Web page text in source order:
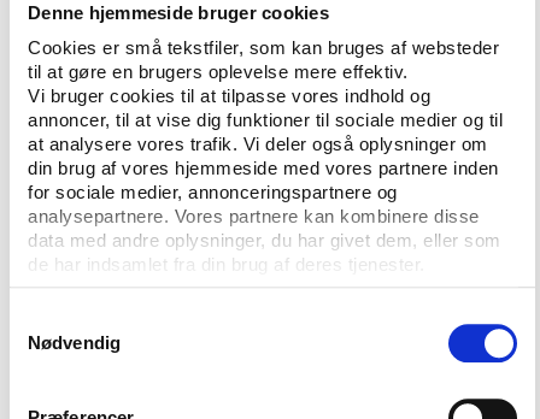
Denne hjemmeside bruger cookies
Cookies er små tekstfiler, som kan bruges af websteder
til at gøre en brugers oplevelse mere effektiv.
Vi bruger cookies til at tilpasse vores indhold og
annoncer, til at vise dig funktioner til sociale medier og til
at analysere vores trafik. Vi deler også oplysninger om
din brug af vores hjemmeside med vores partnere inden
for sociale medier, annonceringspartnere og
analysepartnere. Vores partnere kan kombinere disse
data med andre oplysninger, du har givet dem, eller som
de har indsamlet fra din brug af deres tjenester.
Nødvendig
videnskabelige øjemed. Du skal
være opmærksom på, at dine
svar kan blive brugt i andre
forskningsprojekter. Dette vil
ske helt i overensstemmelse
med databeskyttelseslovens
regler for, hvordan det må gøres.
Modtagere af
personoplysninger
Når dine oplysninger behandles
til forskningsformål, kan de ikke
anvendes til andre formål.
personoplysninger vil derfor